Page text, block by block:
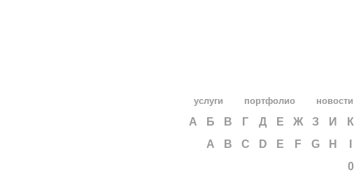
услуги портфолио новости
А Б В Г Д Е Ж З И К
A
B C D E F G H
0